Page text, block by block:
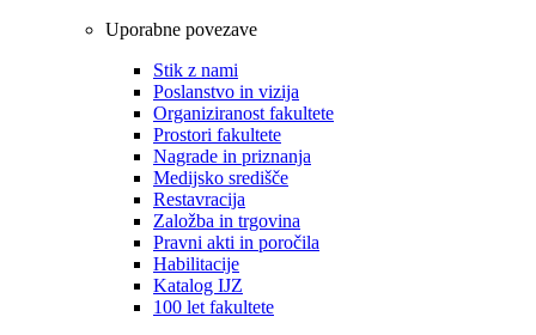
Uporabne povezave
Stik z nami
Poslanstvo in vizija
Organiziranost fakultete
Prostori fakultete
Nagrade in priznanja
Medijsko središče
Restavracija
Založba in trgovina
Pravni akti in poročila
Habilitacije
Katalog IJZ
100 let fakultete